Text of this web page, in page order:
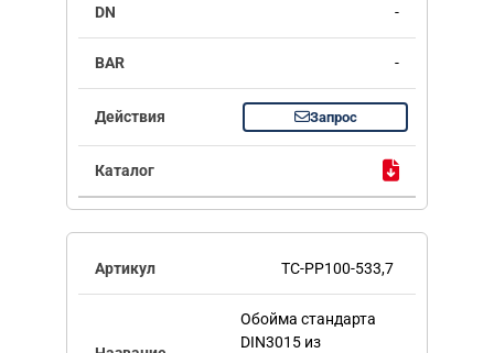
-
-
Запрос
TC-PP100-533,7
Обойма стандарта
DIN3015 из